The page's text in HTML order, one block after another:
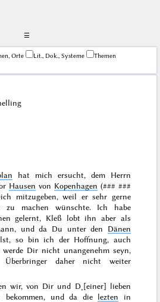
☰
Orte Lit., Dok., Systeme
Themen
hat mich ersucht, dem Herrn
Hausen von Kopenhagen (### ###
mitzugeben, weil er sehr gerne
zu machen wünschte. Ich habe
gelernt, Kleß lobt ihn aber als
und da Du unter den Dänen
so bin ich der Hoffnung, auch
werde Dir nicht unangenehm seyn,
daher nicht weiter
wir, von Dir und D˖[einer] lieben
bekommen, und da die lezten in